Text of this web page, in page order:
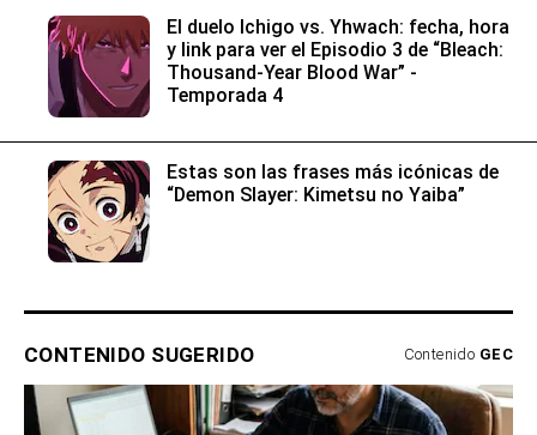
El duelo Ichigo vs. Yhwach: fecha, hora
y link para ver el Episodio 3 de “Bleach:
Thousand-Year Blood War” -
Temporada 4
Estas son las frases más icónicas de
“Demon Slayer: Kimetsu no Yaiba”
CONTENIDO SUGERIDO Contenido GEC